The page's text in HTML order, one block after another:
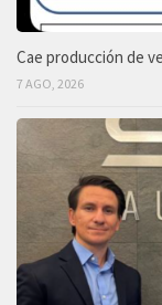
Cae producción de
7 AGO, 2026